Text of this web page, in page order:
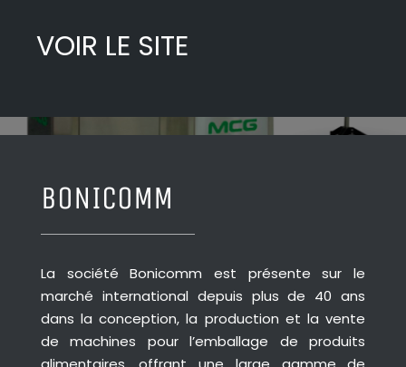
VOIR LE SITE
BONICOMM
La société Bonicomm est présente sur le
marché international depuis plus de 40 ans
dans la conception, la production et la vente
de machines pour l’emballage de produits